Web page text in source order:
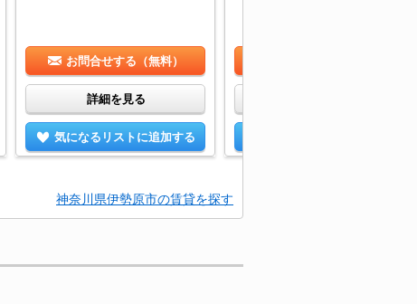
お問合せする（無料）
詳細を見る
気になるリストに追加する
神奈川県伊勢原市の賃貸を探す